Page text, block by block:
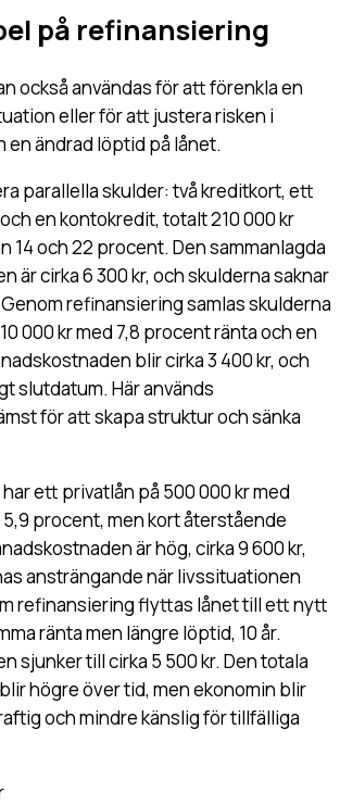
på refinansiering
också användas för att förenkla en
eller för att justera risken i
en ändrad löptid på lånet.
parallella skulder: två kreditkort, ett
en kontokredit, totalt 210 000 kr
14 och 22 procent. Den sammanlagda
är cirka 6 300 kr, och skulderna saknar
refinansiering samlas skulderna
000 kr med 7,8 procent ränta och en
blir cirka 3 400 kr, och
slutdatum. Här används
för att skapa struktur och sänka
ett privatlån på 500 000 kr med
procent, men kort återstående
är hög, cirka 9 600 kr,
ansträngande när livssituationen
refinansiering flyttas lånet till ett nytt
ränta men längre löptid, 10 år.
sjunker till cirka 5 500 kr. Den totala
högre över tid, men ekonomin blir
och mindre känslig för tillfälliga